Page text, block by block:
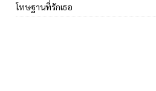
โทษฐานที่รักเธอ